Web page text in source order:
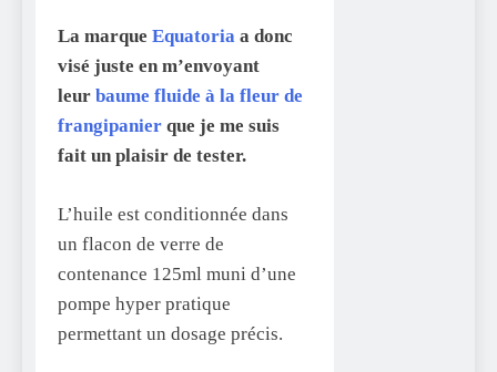
La marque Equatoria a donc
visé juste en m’envoyant
leur baume fluide à la fleur de
frangipanier que je me suis
fait un plaisir de tester.
L’huile est conditionnée dans
un flacon de verre de
contenance 125ml muni d’une
pompe hyper pratique
permettant un dosage précis.